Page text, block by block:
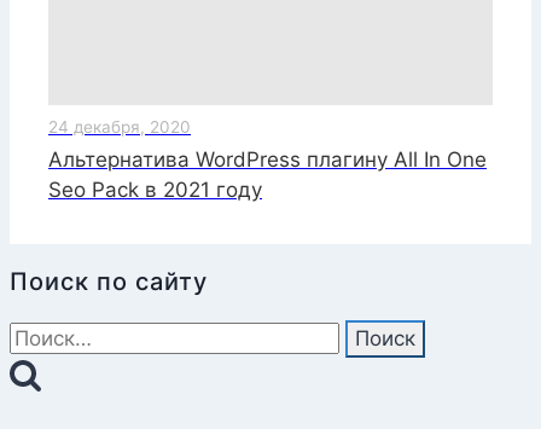
24 декабря, 2020
Альтернатива WordPress плагину All In One
Seo Pack в 2021 году
Поиск по сайту
Найти: